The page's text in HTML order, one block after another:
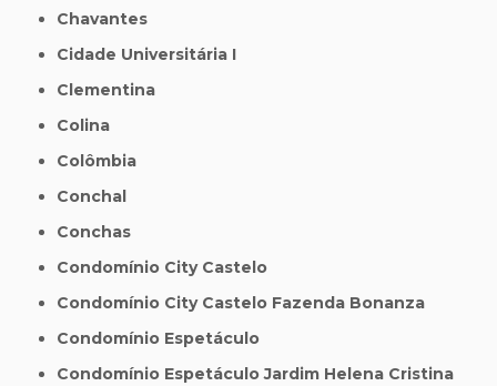
Chavantes
Cidade Universitária I
Clementina
Colina
Colômbia
Conchal
Conchas
Condomínio City Castelo
Condomínio City Castelo Fazenda Bonanza
Condomínio Espetáculo
Condomínio Espetáculo Jardim Helena Cristina